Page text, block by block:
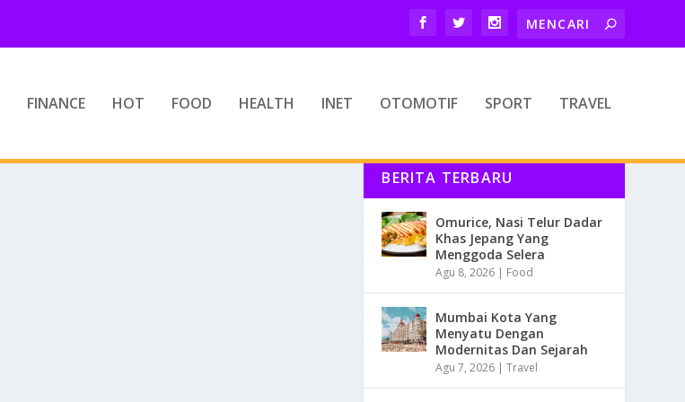
FINANCE HOT FOOD HEALTH INET OTOMOTIF SPORT TRAVEL
BERITA TERBARU
Omurice, Nasi Telur Dadar
Khas Jepang Yang
Menggoda Selera
Agu 8, 2026 | Food
Mumbai Kota Yang
Menyatu Dengan
Modernitas Dan Sejarah
Agu 7, 2026 |Travel